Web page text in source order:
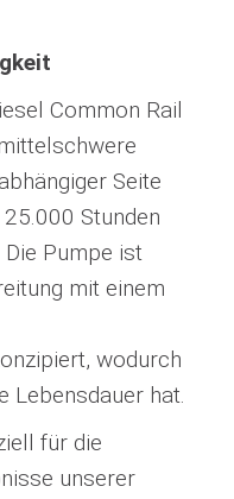
Common Rail
Seite
Stunden
Pumpe ist
mit einem
wodurch
Lebensdauer hat.
für die
unserer